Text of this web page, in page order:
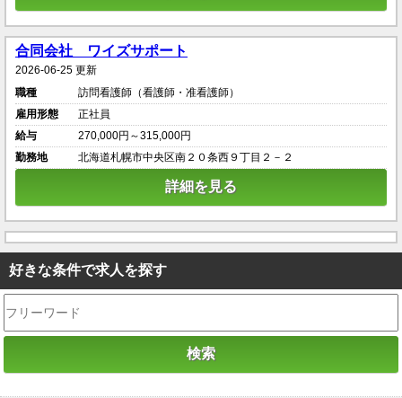
合同会社 ワイズサポート
2026-06-25 更新
職種
訪問看護師（看護師・准看護師）
雇用形態
正社員
給与
270,000円～315,000円
勤務地
北海道札幌市中央区南２０条西９丁目２－２
詳細を見る
好きな条件で求人を探す